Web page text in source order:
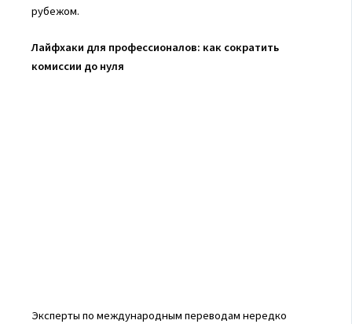
рубежом.
Лайфхаки для профессионалов: как сократить
комиссии до нуля
Эксперты по международным переводам нередко